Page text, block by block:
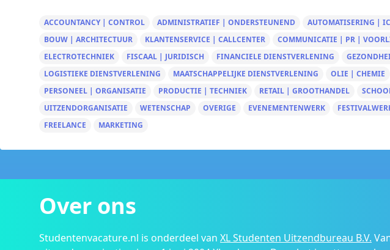
ACCOUNTANCY | CONTROL ADMINISTRATIEF | ONDERSTEUNEND AUTOMATISERING |
BOUW | ARCHITECTUUR
KLANTENSERVICE | CALLCENTER COMMUNICATIE | PR |
ELECTROTECHNIEK
FISCAAL | JURIDISCH FINANCIELE DIENSTVERLENING
LOGISTIEKE DIENSTVERLENING
MAATSCHAPPELIJKE DIENSTVERLENING OLIE | CHEMIE
PERSONEEL | ORGANISATIE
PRODUCTIE | TECHNIEK RETAIL | GROOTHANDEL
UITZENDORGANISATIE
WETENSCHAP OVERIGE EVENEMENTENWERK
FREELANCE
MARKETING
Over ons
Studentenvacature.nl is onderdeel van XL Studenten Uitzendbureau B.V.